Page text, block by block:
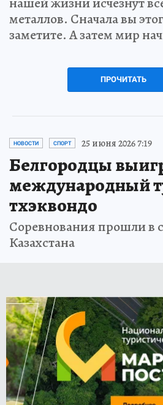
металлов. Сначала вы
заметите. А затем мир
ПРОЧИТАТЬ
НОВОСТИ СПОРТ 25 июня 2026 7:19
Белгородцы
международный
тхэквондо
Соревнования прошли в
Казахстана